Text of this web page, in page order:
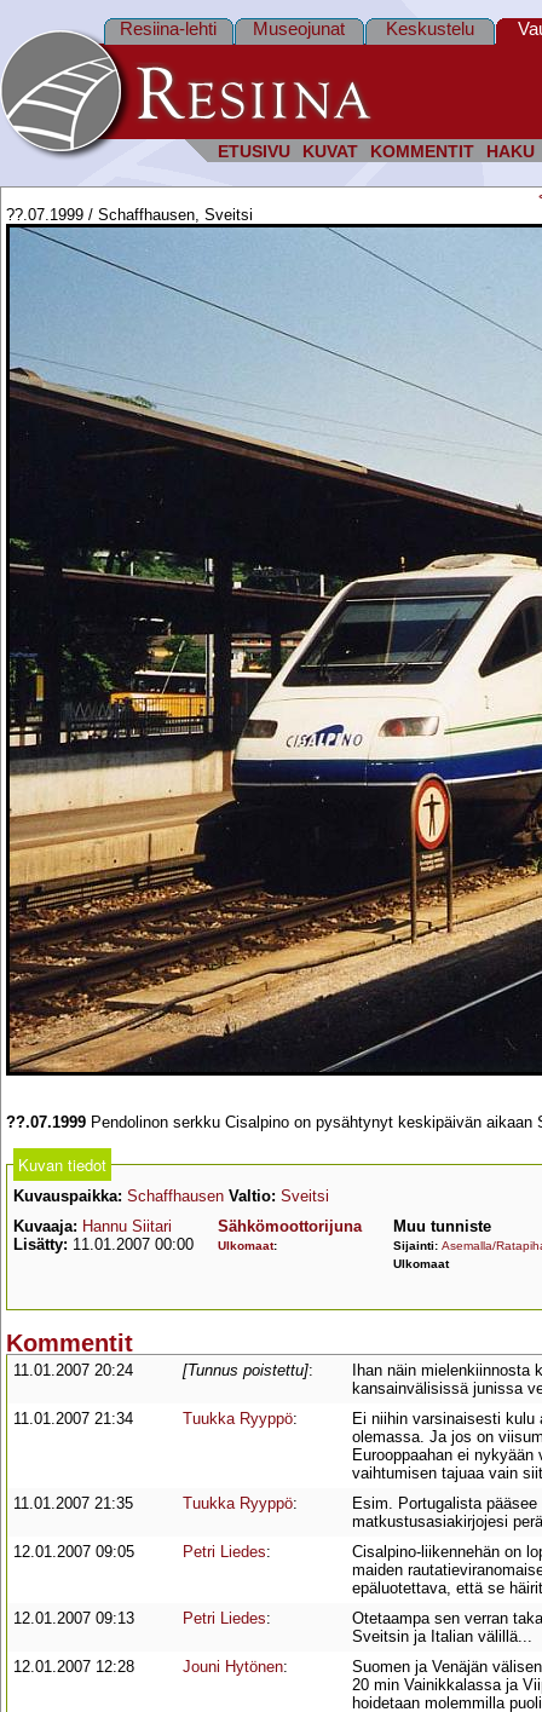
ETUSIVU KUVAT KOMMENTIT HAKU
Resiina-lehti Museojunat Keskustelu
??.07.1999 / Schaffhausen, Sveitsi
??.07.1999 Pendolinon serkku Cisalpino on pysähtynyt keskipäivän
Kuvan tiedot
Kuvauspaikka: Schaffhausen Valtio: Sveitsi
Kuvaaja: Hannu Siitari
Lisätty: 11.01.2007 00:00
Sähkömoottorijuna
Ulkomaat:
Muu tunniste
Sijainti: Asemalla/
Ulkomaat
Kommentit
11.01.2007 20:24 [Tunnus poistettu]:
Ihan näin
kansainvälisissä junissa
11.01.2007 21:34
Tuukka Ryyppö:
Ei niihin varsinaisesti
olemassa. Ja jos on
Eurooppaahan ei
vaihtumisen tajuaa vain
11.01.2007 21:35
Tuukka Ryyppö:
Esim. Portugalista
matkustusasiakirjojesi
12.01.2007 09:05
Petri Liedes:
Cisalpino-liikennehän on
maiden
epäluotettava, että se
12.01.2007 09:13
Petri Liedes:
Otetaampa sen verran
Sveitsin ja Italian välillä...
12.01.2007 12:28
Jouni Hytönen:
Suomen ja Venäjän
20 min Vainikkalassa ja
hoidetaan molemmilla